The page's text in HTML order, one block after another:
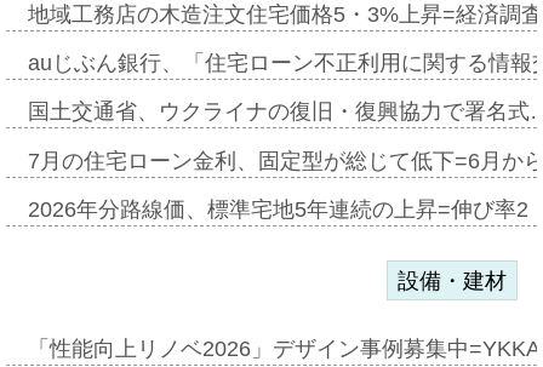
地域工務店の木造注文住宅価格5・3%上昇=経済調
auじぶん銀行、「住宅ローン不正利用に関する情
国土交通省、ウクライナの復旧・復興協力で署名
7月の住宅ローン金利、固定型が総じて低下=6月か
2026年分路線価、標準宅地5年連続の上昇=伸び率
設備・建材
「性能向上リノベ2026」デザイン事例募集中